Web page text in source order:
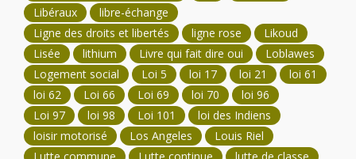
Libéraux
libre-échange
Ligne des droits et libertés
ligne rose
Likoud
Lisée
lithium Livre qui fait dire oui
Loblawes
Logement social
Loi 5 loi 17 loi 21
loi 61
loi 62
Loi 66 Loi 69 loi 70
loi 96
Loi 97
loi 98 Loi 101
loi des Indiens
loisir motorisé
Los Angeles
Louis Riel
Lutte commune
Lutte continue lutte de classe